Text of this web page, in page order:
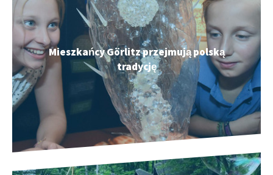
Mieszkańcy Görlitz przejmują polską
tradycję